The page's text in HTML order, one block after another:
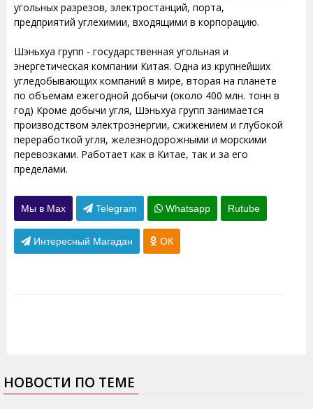
угольных разрезов, электростанций, порта,
предприятий углехимии, входящими в корпорацию.
Шэньхуа групп - государственная угольная и
энергетическая компании Китая. Одна из крупнейших
угледобывающих компаний в мире, вторая на планете
по объемам ежегодной добычи (около 400 млн. тонн в
год) Кроме добычи угля, Шэньхуа групп занимается
производством электроэнергии, сжижением и глубокой
переработкой угля, железнодорожными и морскими
перевозками. Работает как в Китае, так и за его
пределами.
Мы в Max Telegram Whatsapp Rutube
Интересный Магадан ОК
НОВОСТИ ПО ТЕМЕ